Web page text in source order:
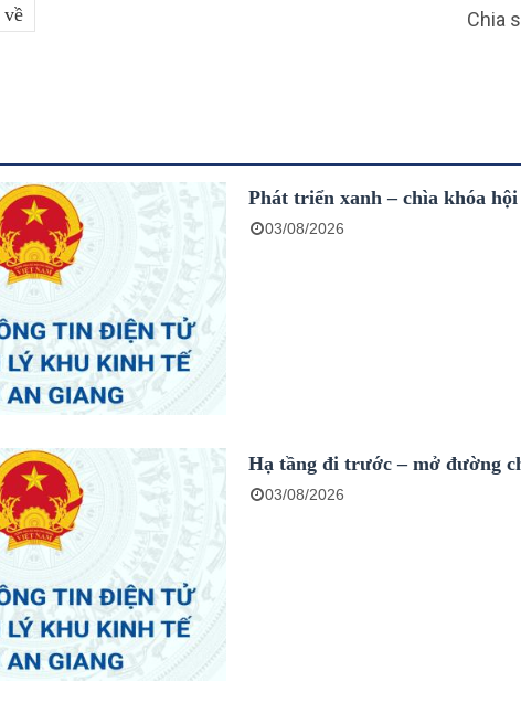
Chia
Phát triển xanh – chìa khóa
03/08/2026
Hạ tầng đi trước – mở đường
03/08/2026